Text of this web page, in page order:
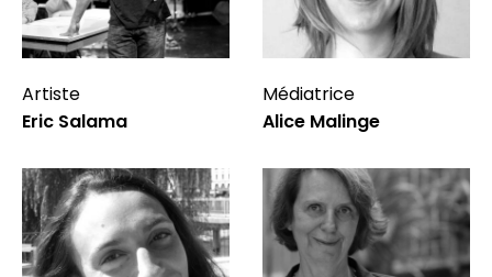
Artiste
Eric Salama
Médiatrice
Alice Malinge